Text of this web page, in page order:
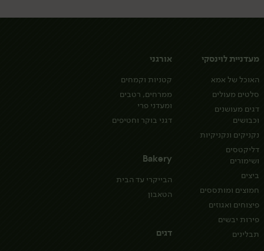
מעדניית לוינסקי
האוכל של אמא
סלטים מעולים
דגים מעושנים
וכבושים
נקניקים ונקניקיות
דליקטסים
ושימורים
ביצים
חמוצים ומותססים
פיצוחים ואגוזים
פירות יבשים
תבלינים
אורגני
קטניות וקמחים
ממרחים, רטבים
ומעדני פרי
דגני בוקר וחטיפים
Bakery
הבייקרי עד הבית
הטאבון
דגים